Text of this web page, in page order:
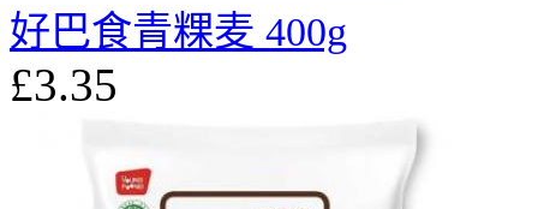
好巴食青粿麦 400g
£3.35